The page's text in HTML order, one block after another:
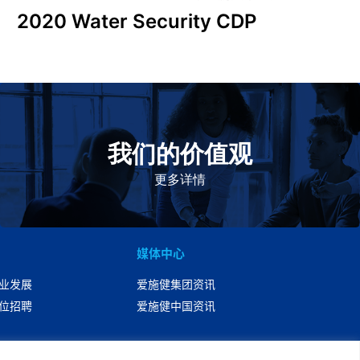
2020 Water Security CDP
我们的价值观
更多详情
我们的价值观是爱施健存立和发展的基石。集团上下以
此为指引，为实现集团目标而共同奋斗。
发展
招聘
媒体中心
爱施健集团资讯
爱施健中国资讯